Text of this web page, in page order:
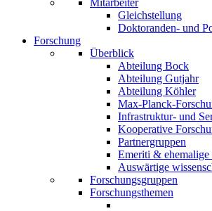
Mitarbeiter
Gleichstellung
Doktoranden- und
Forschung
Überblick
Abteilung Bock
Abteilung Gutjahr
Abteilung Köhler
Max-Planck-
Infrastruktur- und
Kooperative
Partnergruppen
Emeriti & ehemalige
Auswärtige
Forschungsgruppen
Forschungsthemen